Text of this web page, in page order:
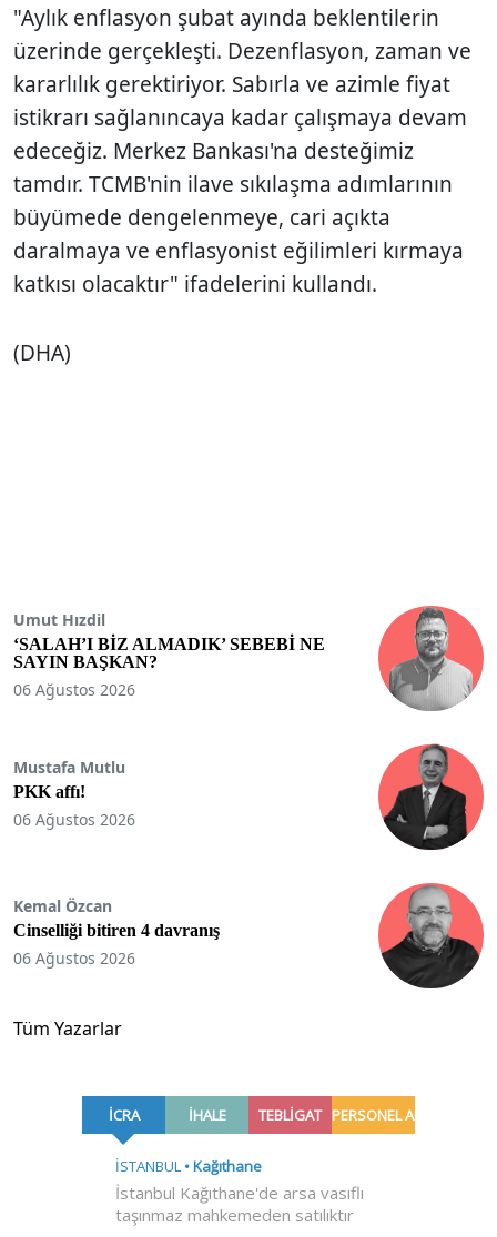
"Aylık enflasyon şubat ayında beklentilerin
üzerinde gerçekleşti. Dezenflasyon, zaman ve
kararlılık gerektiriyor. Sabırla ve azimle fiyat
istikrarı sağlanıncaya kadar çalışmaya devam
edeceğiz. Merkez Bankası'na desteğimiz
tamdır. TCMB'nin ilave sıkılaşma adımlarının
büyümede dengelenmeye, cari açıkta
daralmaya ve enflasyonist eğilimleri kırmaya
katkısı olacaktır" ifadelerini kullandı.
(DHA)
Umut Hızdil
‘SALAH’I BİZ ALMADIK’ SEBEBİ NE
SAYIN BAŞKAN?
06 Ağustos 2026
Mustafa Mutlu
PKK affı!
06 Ağustos 2026
Kemal Özcan
Cinselliği bitiren 4 davranış
06 Ağustos 2026
Tüm Yazarlar